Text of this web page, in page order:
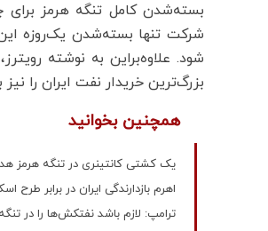
بسته‌شدن کامل تنگه هرمز برای
شود. علاوه‌بر‌این به نوشته
بزرگ‌ترین خریدار نفت ایران را نیز
همچنین بخوانید
یک کشتی کانتینری در تنگه هرمز
اهرم بازدارندگی ایران در برابر
ترامپ: لازم باشد نفتکش‌ها را در